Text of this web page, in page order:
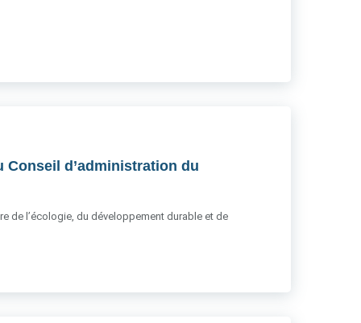
Conseil d’administration du
de l’écologie, du développement durable et de